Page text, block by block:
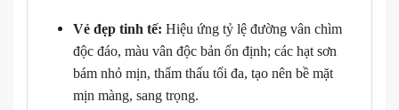
Vẻ đẹp tinh tế: Hiệu ứng tỷ lệ đường vân chìm
độc đáo, màu vân độc bản ổn định; các hạt sơn
bám nhỏ mịn, thẩm thấu tối đa, tạo nên bề mặt
mịn màng, sang trọng.